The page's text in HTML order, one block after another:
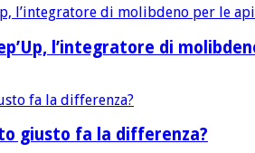
l’integratore di
giusto fa la differenza?